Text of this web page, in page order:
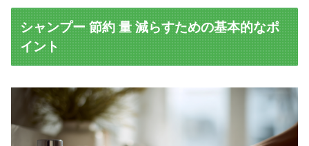
シャンプー 節約 量 減らすための基本的なポ
イント